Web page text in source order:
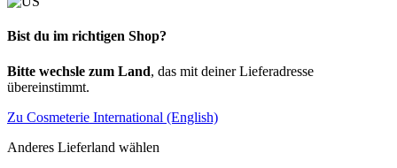
Bist du im richtigen Shop?
Bitte wechsle zum Land, das mit deiner Lieferadresse
übereinstimmt.
Zu Cosmeterie International (English)
Anderes Lieferland wählen